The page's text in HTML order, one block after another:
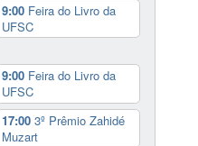
9:00 Feira do Livro da
UFSC
9:00 Feira do Livro da
UFSC
17:00 3º Prêmio Zahidé
Muzart